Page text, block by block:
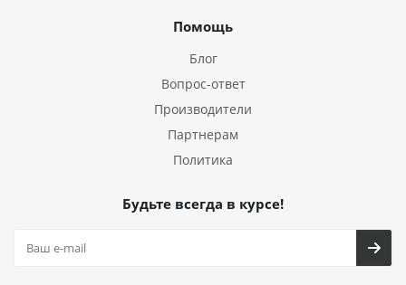
Помощь
Блог
Вопрос-ответ
Производители
Партнерам
Политика
Будьте всегда в курсе!